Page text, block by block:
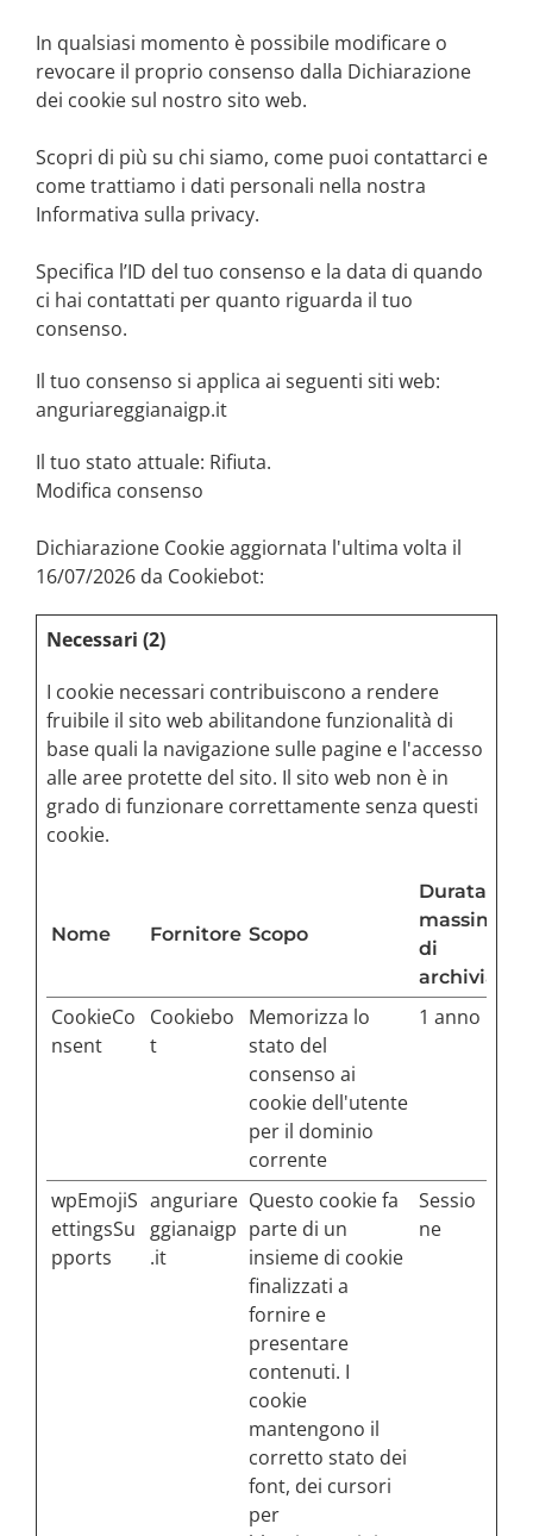
In qualsiasi momento è possibile modificare o
revocare il proprio consenso dalla Dichiarazione
dei cookie sul nostro sito web.
Scopri di più su chi siamo, come puoi contattarci e
come trattiamo i dati personali nella nostra
Informativa sulla privacy.
Specifica l’ID del tuo consenso e la data di quando
ci hai contattati per quanto riguarda il tuo
consenso.
Il tuo consenso si applica ai seguenti siti web:
anguriareggianaigp.it
Il tuo stato attuale: Rifiuta.
Modifica consenso
Dichiarazione Cookie aggiornata l'ultima volta il
16/07/2026 da Cookiebot:
Necessari (2)
I cookie necessari contribuiscono a rendere
fruibile il sito web abilitandone funzionalità di
base quali la navigazione sulle pagine e l'accesso
alle aree protette del sito. Il sito web non è in
grado di funzionare correttamente senza questi
cookie.
Nome Fornitore Scopo
Durata
massima
di
CookieCo
nsent
Cookiebo
t
Memorizza lo
stato del
consenso ai
cookie dell'utente
per il dominio
corrente
1 anno
wpEmojiS
ettingsSu
pports
anguriare
ggianaigp
.it
Questo cookie fa
parte di un
insieme di cookie
finalizzati a
fornire e
presentare
contenuti. I
cookie
mantengono il
corretto stato dei
font, dei cursori
per
Sessio
ne